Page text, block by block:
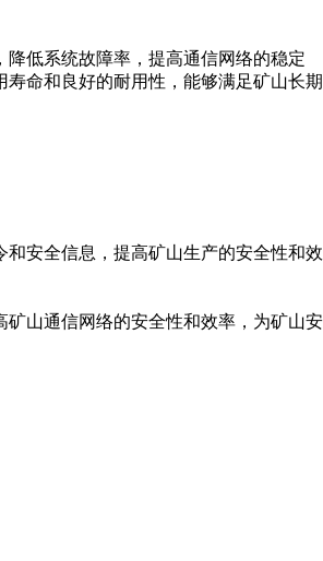
低系统故障率，提高通信网络的稳定
命和良好的耐用性，能够满足矿山长期
安全信息，提高矿山生产的安全性和效
山通信网络的安全性和效率，为矿山安